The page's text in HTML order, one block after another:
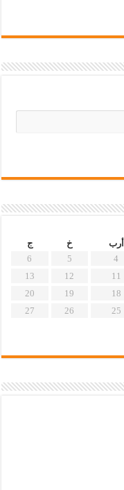
أرب خ
ج
4
5
6
11
12
13
18
19
20
25
26
27